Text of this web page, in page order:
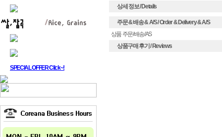
SPECIAL OFFER Click~!
상세 정보 / Details
주문 & 배송 & A/S / Order & Delivery & A/S
상품 주문/배송/AS
상품구매 후기 / Reviews